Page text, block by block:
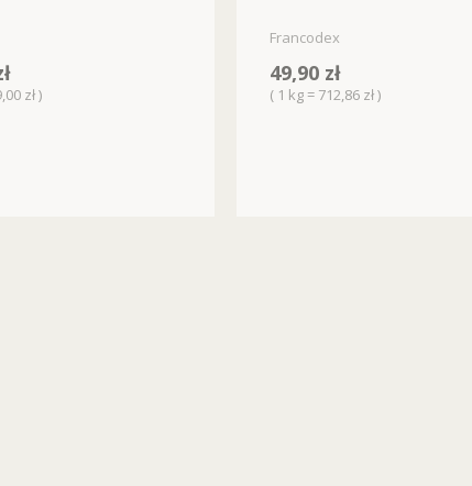
zł )
Francodex
49,90 zł
( 1 kg = 712,86 zł )